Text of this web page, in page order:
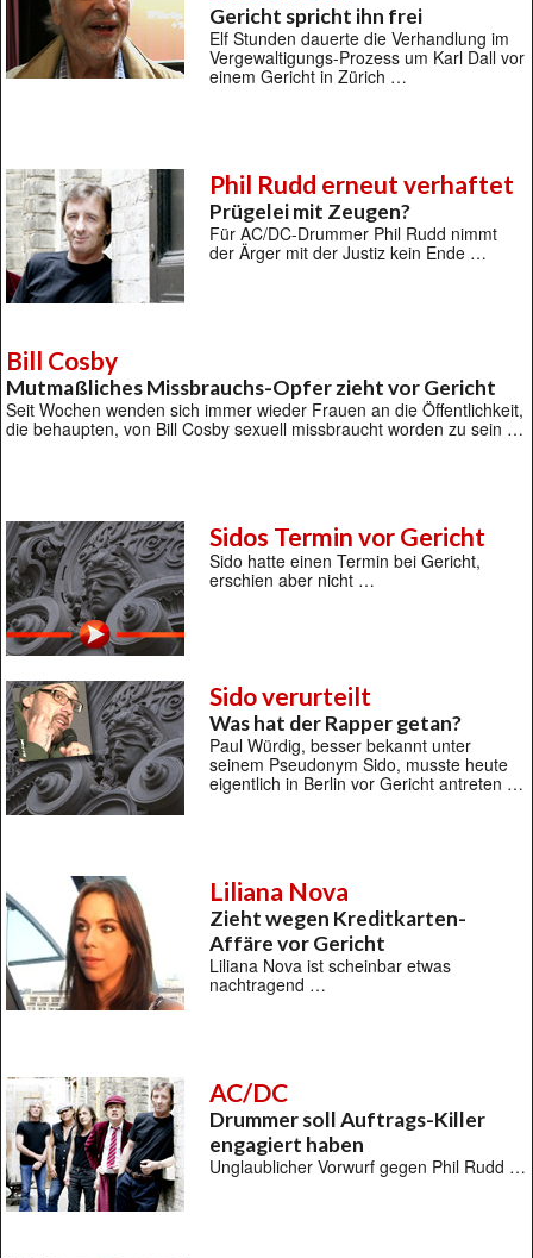
Gericht spricht ihn frei
Elf Stunden dauerte die Verhandlung im
Vergewaltigungs-Prozess um Karl Dall vor
einem Gericht in Zürich …
Phil Rudd erneut verhaftet
Prügelei mit Zeugen?
Für AC/DC-Drummer Phil Rudd nimmt
der Ärger mit der Justiz kein Ende …
Bill Cosby
Mutmaßliches Missbrauchs-Opfer zieht vor Gericht
Seit Wochen wenden sich immer wieder Frauen an die Öffentlichkeit,
die behaupten, von Bill Cosby sexuell missbraucht worden zu sein …
Sidos Termin vor Gericht
Sido hatte einen Termin bei Gericht,
erschien aber nicht …
Sido verurteilt
Was hat der Rapper getan?
Paul Würdig, besser bekannt unter
seinem Pseudonym Sido, musste heute
eigentlich in Berlin vor Gericht antreten …
Liliana Nova
Zieht wegen Kreditkarten-
Affäre vor Gericht
Liliana Nova ist scheinbar etwas
nachtragend …
AC/DC
Drummer soll Auftrags-Killer
engagiert haben
Unglaublicher Vorwurf gegen Phil Rudd …